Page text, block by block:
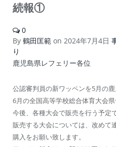
続報①
0
By 鶴田匡範 on 2024年7月4日
り
鹿児島県レフェリー各位
公認審判員の新ワッペンを5月の
6月の全国高等学校総合体育大会県
今後、各種大会で販売を行う予定
販売する大会については、改めて
購入をお願い致します。